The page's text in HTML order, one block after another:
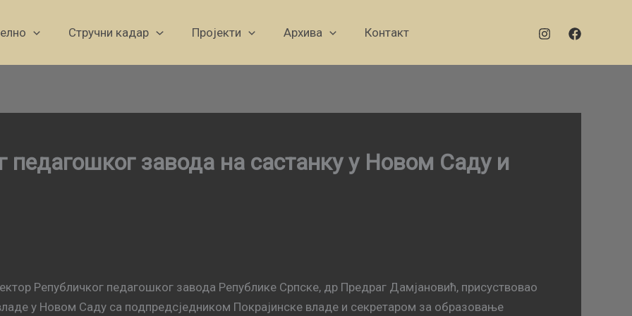
Стручни кадар Пројекти Архива Контакт
педагошког заводa на састанку у Новом Саду и
Републичког педагошког завода Републике Српске, др Предраг Дамјановић, присуствовао
у Новом Саду са подпредсједником Покрајинске владе и секретаром за образовање